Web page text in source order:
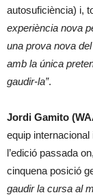
autosuficiència) i,
experiència nova
una prova nova
amb la única
gaudir-la”.
Jordi Gamito
equip
l’edició passada
cinquena posició
gaudir la cursa al